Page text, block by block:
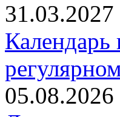
31.03.2027
Календарь
05.08.2026